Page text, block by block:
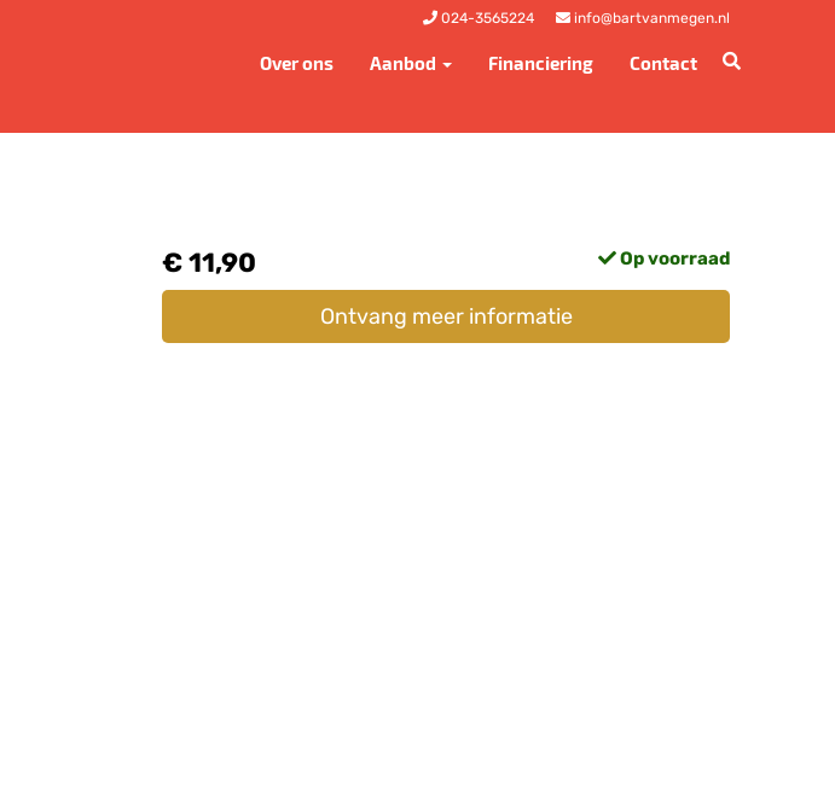
024-3565224 info@bartvanmegen.nl
Over ons Aanbod Financiering Contact
€ 11,90 Op voorraad
Ontvang meer informatie